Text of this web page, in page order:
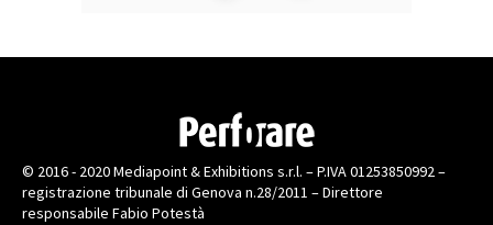
© 2016 - 2020 Mediapoint & Exhibitions s.r.l. – P.IVA 01253850992 –
registrazione tribunale di Genova n.28/2011 – Direttore
responsabile Fabio Potestà